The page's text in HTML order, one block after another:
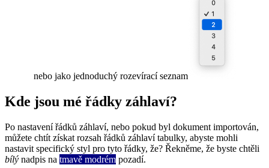
nebo jako jednoduchý rozevírací seznam
Kde jsou mé řádky záhlaví?
Po nastavení řádků záhlaví, nebo pokud byl dokument importován,
můžete chtít získat rozsah řádků záhlaví tabulky, abyste mohli
nastavit specifický styl pro tyto řádky, že? Řekněme, že byste chtěli
bílý nadpis na tmavě modrém pozadí.